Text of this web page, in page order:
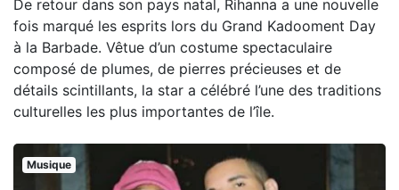
De retour dans son pays natal, Rihanna a une nouvelle
fois marqué les esprits lors du Grand Kadooment Day
à la Barbade. Vêtue d’un costume spectaculaire
composé de plumes, de pierres précieuses et de
détails scintillants, la star a célébré l’une des traditions
culturelles les plus importantes de l’île.
Musique